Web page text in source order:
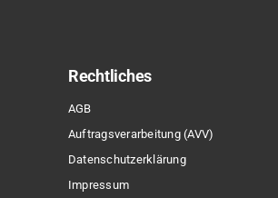
Rechtliches
AGB
Auftragsverarbeitung (AVV)
Datenschutzerklärung
Impressum